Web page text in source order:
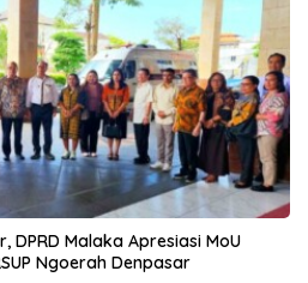
DPRD Malaka Apresiasi MoU
Ngoerah Denpasar